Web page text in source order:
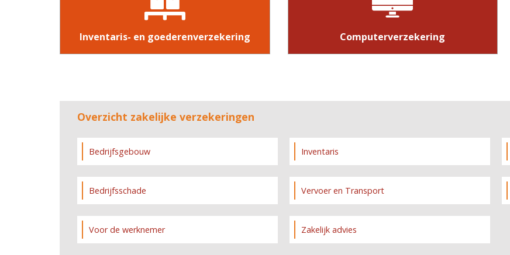
Inventaris- en goederenverzekering Computerverzekering
Overzicht zakelijke verzekeringen
Bedrijfsgebouw Inventaris
Bedrijfsschade Vervoer en Transport
Voor de werknemer Zakelijk advies